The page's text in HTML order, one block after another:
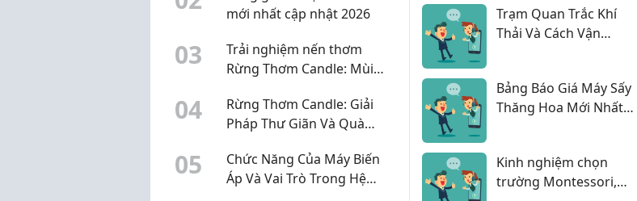
mới nhất cập nhật 2026
03
Trải nghiệm nến thơm
Rừng Thơm Candle: Mùi
cho góc làm việc
04
Rừng Thơm Candle: Giải
Pháp Thư Giãn Và Quà
Nhiên
05
Chức Năng Của Máy Biến
Áp Và Vai Trò Trong Hệ
Trạm Quan Trắc Khí
Thải Và Cách Vận
Bảng Báo Giá Máy Sấy
Thăng Hoa Mới Nhất
Kinh nghiệm chọn
trường Montessori,